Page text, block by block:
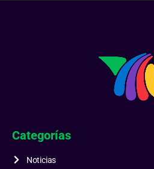
Categorías
Noticias